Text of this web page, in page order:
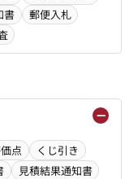
書
郵便入札
点
くじ引き
見積結果通知書